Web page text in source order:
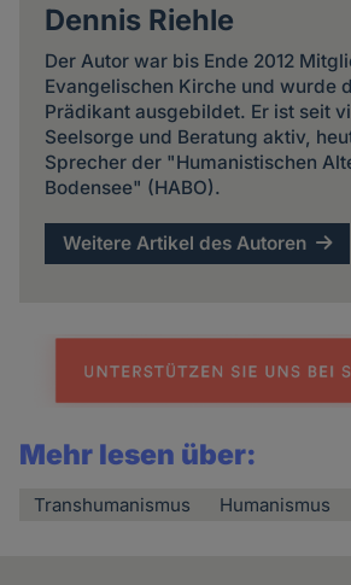
Dennis Riehle
Der Autor war bis Ende 2012
Evangelischen Kirche und wurde
Prädikant ausgebildet. Er ist seit
Seelsorge und Beratung aktiv,
Sprecher der "Humanistischen
Bodensee" (HABO).
Weitere Artikel des Autoren
Mehr lesen über:
Transhumanismus Humanismus